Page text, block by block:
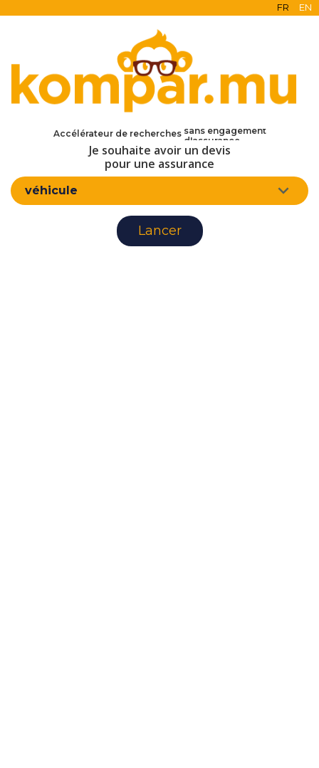
FR EN
Accélérateur de recherches
en ligne
d'assurance
Je souhaite avoir un devis
pour une assurance
véhicule
Lancer